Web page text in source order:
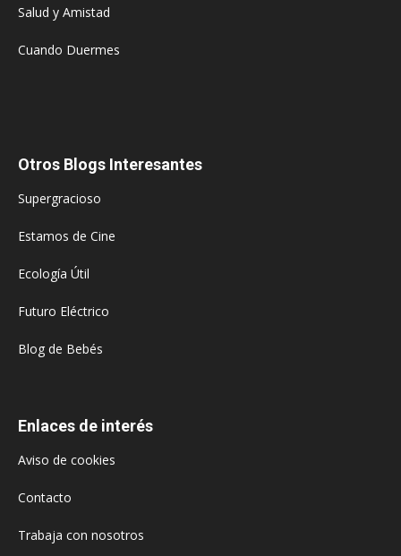
Salud y Amistad
Cuando Duermes
Otros Blogs Interesantes
Supergracioso
Estamos de Cine
Ecología Útil
Futuro Eléctrico
Blog de Bebés
Enlaces de interés
Aviso de cookies
Contacto
Trabaja con nosotros